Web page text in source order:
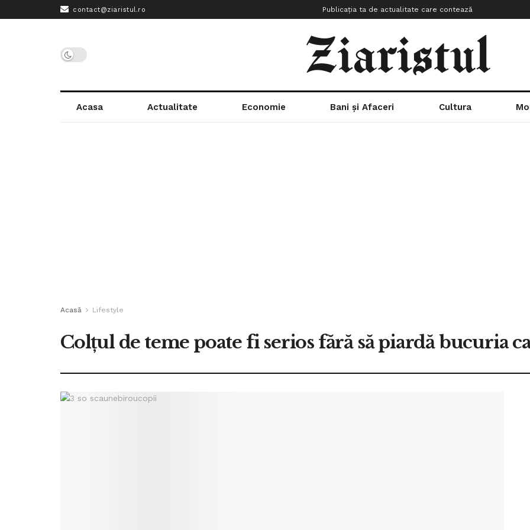
contact@ziaristul.ro Publicația ta de actualitate care contează
Acasa Actualitate Economie Bani și Afaceri Cultura
Acasă Lifestyle
Colțul de teme poate fi serios fără să piardă bucuria